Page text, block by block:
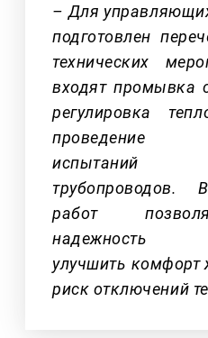
– Для
подготовлен
технических
входят промывка
регулировка
проведение
испытаний
трубопроводов.
работ
надежность
улучшить комфорт
риск отключений